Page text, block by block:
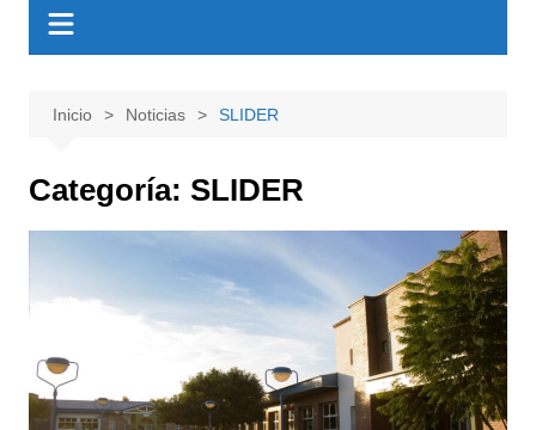
Inicio Noticias SLIDER
Categoría: SLIDER